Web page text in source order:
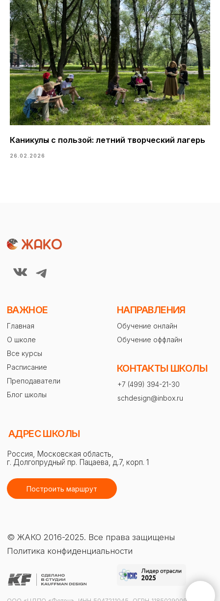
Каникулы с пользой: летний творческий лагерь
26.02.2026
Политика конфиденциальности
© ЖАКО 2016-2025. Все права защищены
АДРЕС ШКОЛЫ
Россия, Московская область,
г. Долгопрудный пр. Пацаева, д.7, корп. 1
schdesign@inbox.ru
+7 (499) 394-21-30
Преподаватели
Блог школы
Построить маршрут